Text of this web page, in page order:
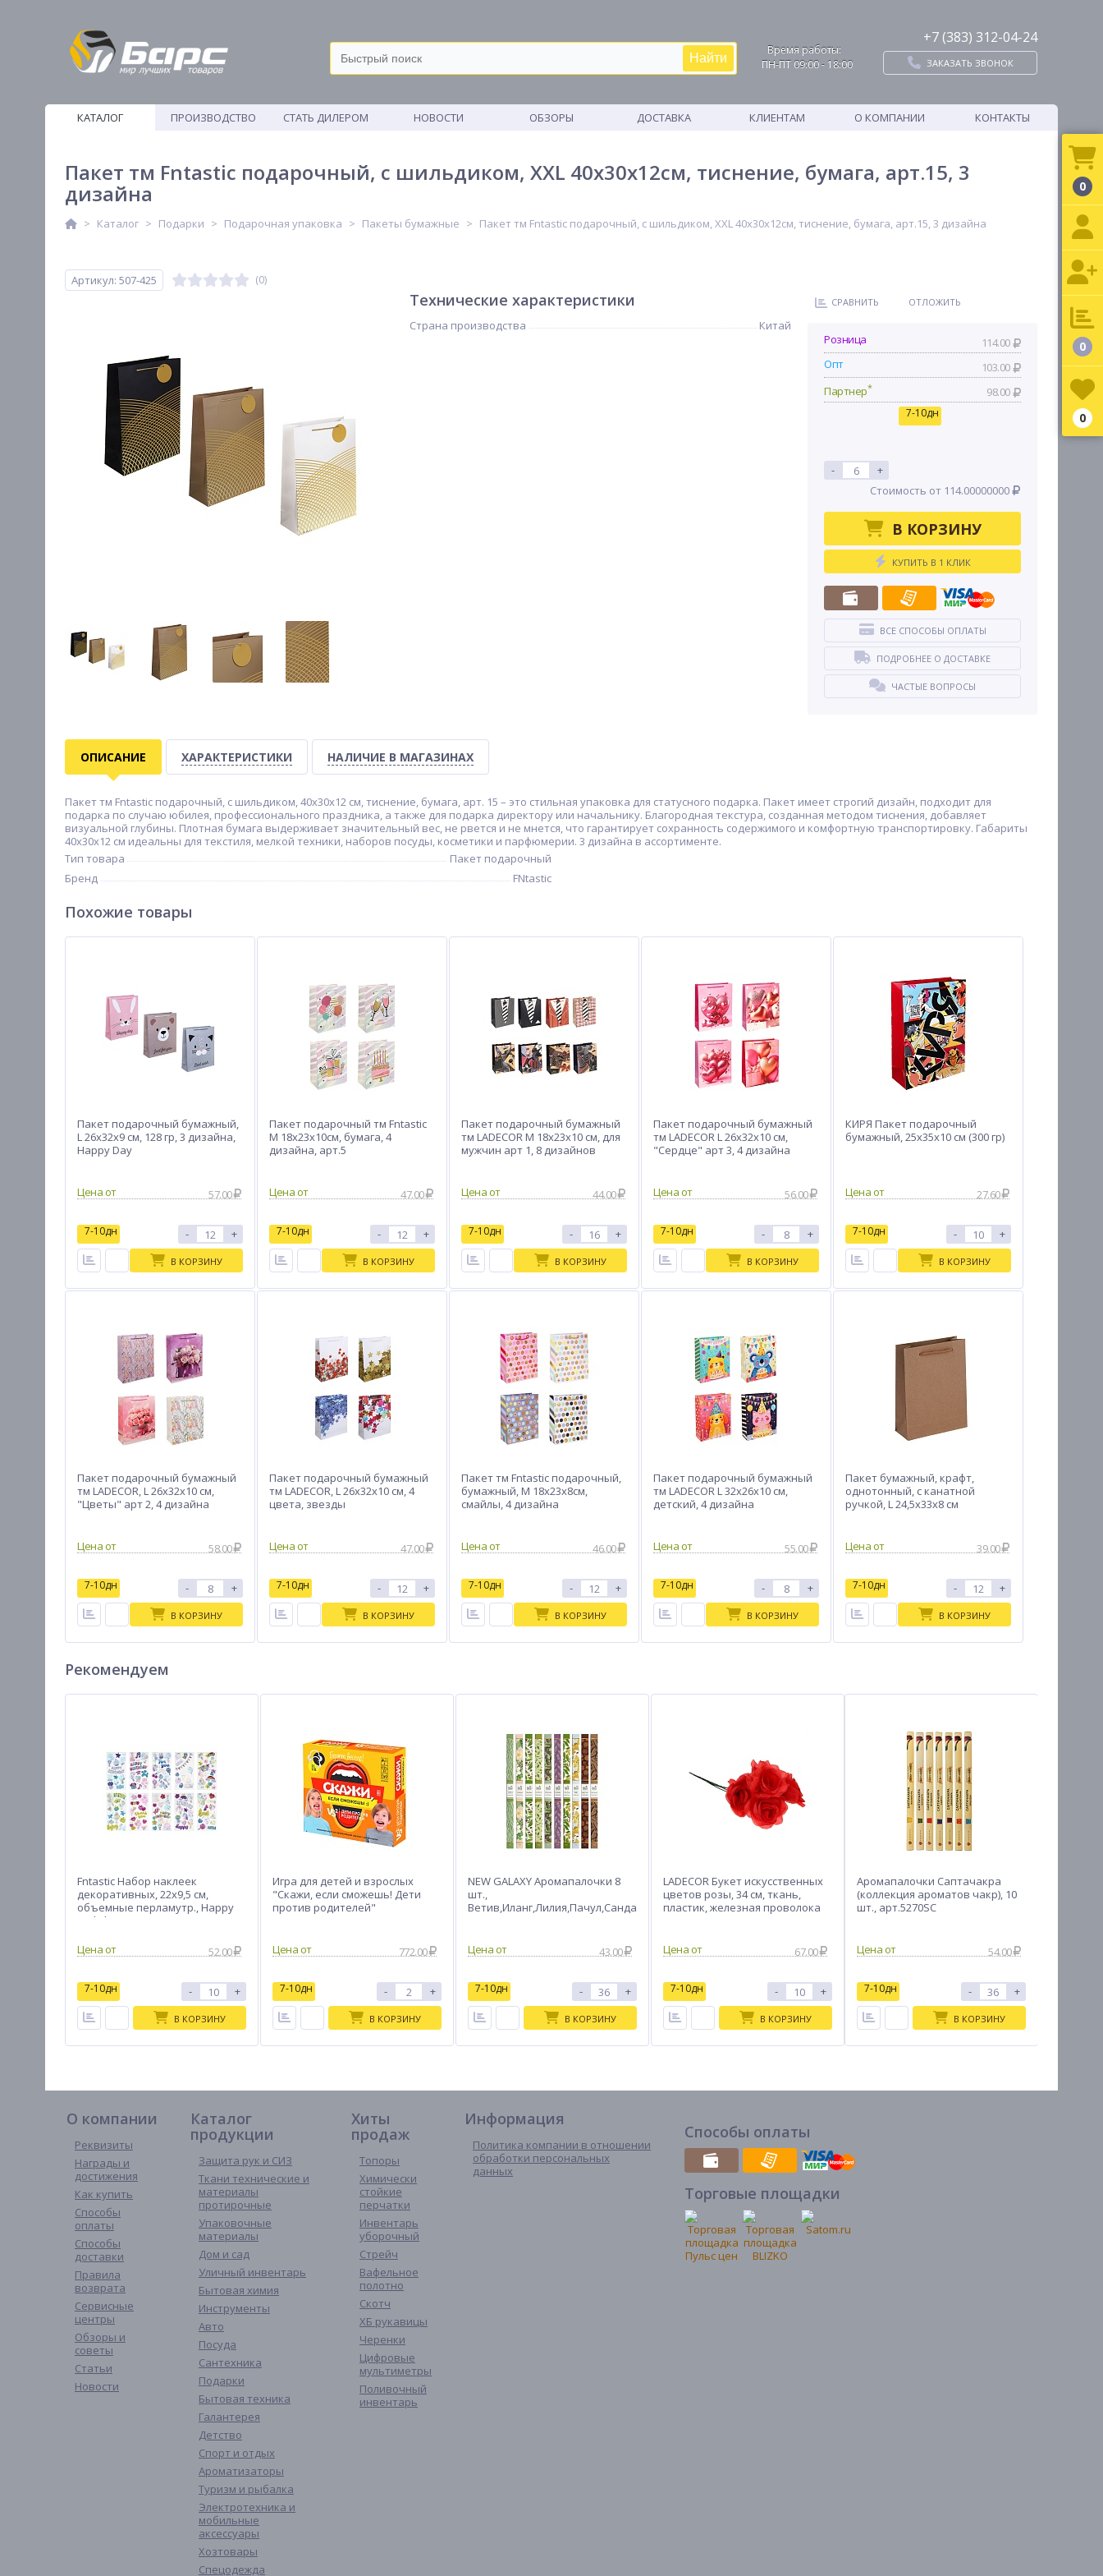
Найти
Время работы:
ПН-ПТ 09:00 - 18:00
+7 (383) 312-04-24
ЗАКАЗАТЬ ЗВОНОК
КАТАЛОГ
ПРОИЗВОДСТВО
СТАТЬ ДИЛЕРОМ НОВОСТИ ОБЗОРЫ ДОСТАВКА КЛИЕНТАМ О КОМПАНИИ КОНТАКТЫ
Пакет тм Fntastic подарочный, с шильдиком, XXL 40x30x12см, тиснение, бумага, арт.15, 3
дизайна
Каталог Подарки Подарочная упаковка Пакеты бумажные Пакет тм Fntastic подарочный, с шильдиком, XXL 40x30x12см, тиснение, бумага, арт.15, 3 дизайна
Артикул: 507-425 (0)
Технические характеристики
Страна производства Китай
СРАВНИТЬ ОТЛОЖИТЬ
Розница
114.00
Опт
103.00
Партнер* 98.00
7-10дн
-
+
Стоимость от 114.00000000
В КОРЗИНУ
КУПИТЬ В 1 КЛИК
ВСЕ СПОСОБЫ ОПЛАТЫ
ПОДРОБНЕЕ О ДОСТАВКЕ
ЧАСТЫЕ ВОПРОСЫ
ОПИСАНИЕ ХАРАКТЕРИСТИКИ НАЛИЧИЕ В МАГАЗИНАХ
Пакет тм Fntastic подарочный, с шильдиком, 40x30x12 см, тиснение, бумага, арт. 15 – это стильная упаковка для статусного подарка. Пакет имеет строгий дизайн, подходит для
подарка по случаю юбилея, профессионального праздника, а также для подарка директору или начальнику. Благородная текстура, созданная методом тиснения, добавляет
визуальной глубины. Плотная бумага выдерживает значительный вес, не рвется и не мнется, что гарантирует сохранность содержимого и комфортную транспортировку. Габариты
40x30x12 см идеальны для текстиля, мелкой техники, наборов посуды, косметики и парфюмерии. 3 дизайна в ассортименте.
Тип товара
Пакет подарочный
Бренд
FNtastic
Похожие товары
Пакет подарочный бумажный,
L 26x32x9 см, 128 гр, 3 дизайна,
Happy Day
Цена от 57.00
7-10дн - +
В КОРЗИНУ
Пакет подарочный тм Fntastic
M 18x23x10см, бумага, 4
дизайна, арт.5
Цена от 47.00
7-10дн - +
В КОРЗИНУ
Пакет подарочный бумажный
тм LADECOR M 18x23x10 см, для
мужчин арт 1, 8 дизайнов
Цена от 44.00
7-10дн - +
В КОРЗИНУ
Пакет подарочный бумажный
тм LADECOR L 26x32x10 см,
"Сердце" арт 3, 4 дизайна
Цена от 56.00
7-10дн - +
В КОРЗИНУ
КИРЯ Пакет подарочный
бумажный, 25x35x10 см (300 гр)
Цена от 27.60
7-10дн - +
В КОРЗИНУ
Пакет подарочный бумажный
тм LADECOR, L 26x32x10 см,
"Цветы" арт 2, 4 дизайна
Цена от 58.00
7-10дн - +
В КОРЗИНУ
Пакет подарочный бумажный
тм LADECOR, L 26x32x10 см, 4
цвета, звезды
Цена от 47.00
7-10дн - +
В КОРЗИНУ
Пакет тм Fntastic подарочный,
бумажный, M 18x23x8см,
смайлы, 4 дизайна
Цена от 46.00
7-10дн - +
В КОРЗИНУ
Пакет подарочный бумажный
тм LADECOR L 32x26x10 см,
детский, 4 дизайна
Цена от 55.00
7-10дн - +
В КОРЗИНУ
Пакет бумажный, крафт,
однотонный, с канатной
ручкой, L 24,5x33x8 см
Цена от 39.00
7-10дн - +
В КОРЗИНУ
Рекомендуем
Fntastic Набор наклеек
декоративных, 22x9,5 см,
объемные перламутр., Happy
Birthday, пластик, 10диз.
52.00
7-10дн - +
В КОРЗИНУ
Игра для детей и взрослых
"Скажи, если сможешь! Дети
против родителей"
772.00
7-10дн - +
В КОРЗИНУ
NEW GALAXY Аромапалочки 8
шт.,
Ветив,Иланг,Лилия,Пачул,Санда
43.00
7-10дн - +
В КОРЗИНУ
LADECOR Букет искусственных
цветов розы, 34 см, ткань,
пластик, железная проволока
67.00
7-10дн - +
В КОРЗИНУ
Аромапалочки Саптачакра
(коллекция ароматов чакр), 10
шт., арт.5270SC
54.00
7-10дн - +
В КОРЗИНУ
О компании
Реквизиты
Награды и
достижения
Как купить
Способы
оплаты
Способы
доставки
Правила
возврата
Сервисные
центры
Обзоры и
советы
Статьи
Новости
Каталог
продукции
Защита рук и СИЗ
Ткани технические и
материалы
протирочные
Упаковочные
материалы
Дом и сад
Уличный инвентарь
Бытовая химия
Инструменты
Авто
Посуда
Сантехника
Подарки
Бытовая техника
Галантерея
Детство
Спорт и отдых
Ароматизаторы
Туризм и рыбалка
Электротехника и
мобильные
аксессуары
Хозтовары
Спецодежда
Хиты
продаж
Топоры
Химически
стойкие
перчатки
Инвентарь
уборочный
Стрейч
Вафельное
полотно
Скотч
ХБ рукавицы
Черенки
Цифровые
мультиметры
Поливочный
инвентарь
Информация
Политика компании в отношении
обработки персональных
данных
Способы оплаты
Торговые площадки
0
0
0